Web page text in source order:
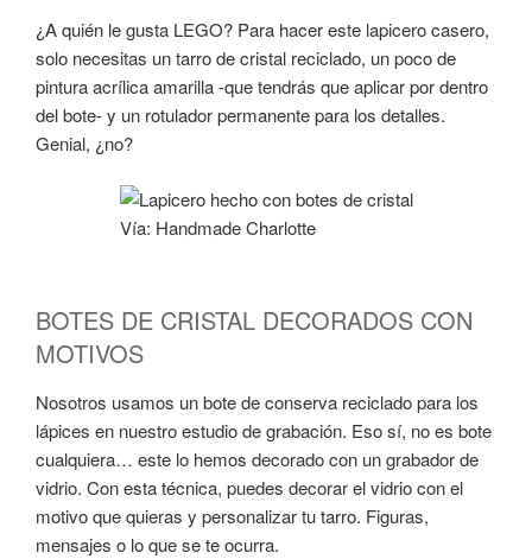
¿A quién le gusta LEGO? Para hacer este lapicero casero,
solo necesitas un tarro de cristal reciclado, un poco de
pintura acrílica amarilla -que tendrás que aplicar por dentro
del bote- y un rotulador permanente para los detalles.
Genial, ¿no?
Vía: Handmade Charlotte
BOTES DE CRISTAL DECORADOS CON
MOTIVOS
Nosotros usamos un bote de conserva reciclado para los
lápices en nuestro estudio de grabación. Eso sí, no es bote
cualquiera… este lo hemos decorado con un grabador de
vidrio. Con esta técnica, puedes decorar el vidrio con el
motivo que quieras y personalizar tu tarro. Figuras,
mensajes o lo que se te ocurra.